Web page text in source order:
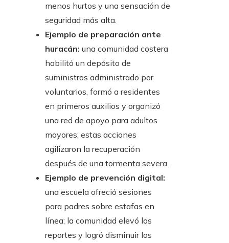
menos hurtos y una sensación de
seguridad más alta.
Ejemplo de preparación ante
huracán: una comunidad costera
habilitó un depósito de
suministros administrado por
voluntarios, formó a residentes
en primeros auxilios y organizó
una red de apoyo para adultos
mayores; estas acciones
agilizaron la recuperación
después de una tormenta severa.
Ejemplo de prevención digital:
una escuela ofreció sesiones
para padres sobre estafas en
línea; la comunidad elevó los
reportes y logró disminuir los